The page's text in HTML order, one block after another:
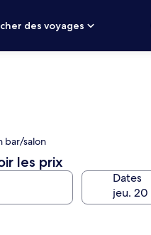
des voyages
bar/salon
les prix
Dates